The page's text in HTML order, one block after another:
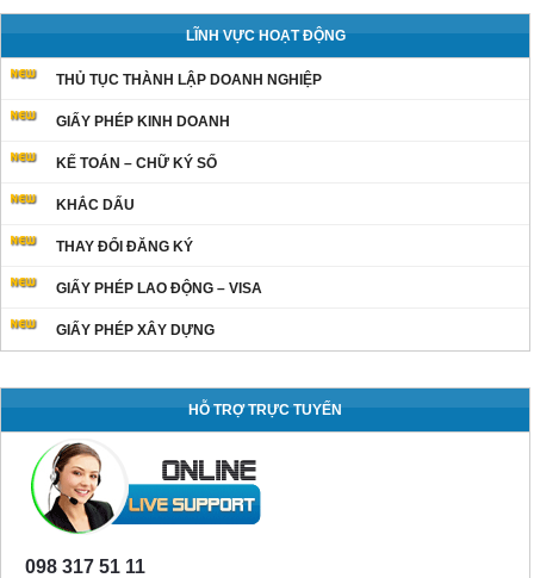
LĨNH VỰC HOẠT ĐỘNG
THỦ TỤC THÀNH LẬP DOANH NGHIỆP
GIẤY PHÉP KINH DOANH
KẾ TOÁN – CHỮ KÝ SỐ
KHẮC DẤU
THAY ĐỔI ĐĂNG KÝ
GIẤY PHÉP LAO ĐỘNG – VISA
GIẤY PHÉP XÂY DỰNG
HỖ TRỢ TRỰC TUYẾN
098 317 51 11